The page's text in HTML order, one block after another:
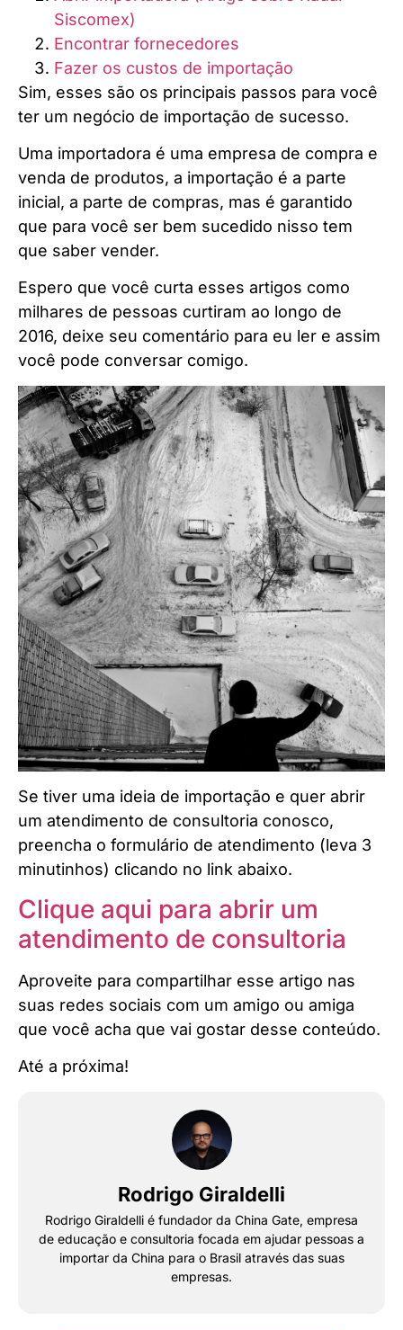
Siscomex)
Encontrar fornecedores
Fazer os custos de importação
Sim, esses são os principais passos para você
ter um negócio de importação de sucesso.
Uma importadora é uma empresa de compra e
venda de produtos, a importação é a parte
inicial, a parte de compras, mas é garantido
que para você ser bem sucedido nisso tem
que saber vender.
Espero que você curta esses artigos como
milhares de pessoas curtiram ao longo de
2016, deixe seu comentário para eu ler e assim
você pode conversar comigo.
Se tiver uma ideia de importação e quer abrir
um atendimento de consultoria conosco,
preencha o formulário de atendimento (leva 3
minutinhos) clicando no link abaixo.
Clique aqui para abrir um
atendimento de consultoria
Aproveite para compartilhar esse artigo nas
suas redes sociais com um amigo ou amiga
que você acha que vai gostar desse conteúdo.
Até a próxima!
Rodrigo Giraldelli
Rodrigo Giraldelli é fundador da China Gate, empresa
de educação e consultoria focada em ajudar pessoas a
importar da China para o Brasil através das suas
empresas.